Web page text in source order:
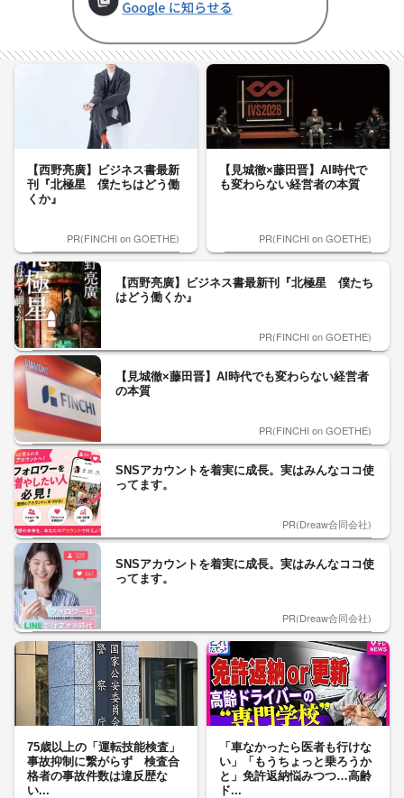
【西野亮廣】ビジネス書最新
刊『北極星 僕たちはどう働
くか』
PR(FINCHI on GOETHE)
【見城徹×藤田晋】AI時代で
も変わらない経営者の本質
PR(FINCHI on GOETHE)
【西野亮廣】ビジネス書最新刊『北極星 僕たち
はどう働くか』
PR(FINCHI on GOETHE)
【見城徹×藤田晋】AI時代でも変わらない経営者
の本質
PR(FINCHI on GOETHE)
SNSアカウントを着実に成長。実はみんなココ使
ってます。
PR(Dreaw合同会社)
SNSアカウントを着実に成長。実はみんなココ使
ってます。
PR(Dreaw合同会社)
75歳以上の「運転技能検査」
事故抑制に繋がらず 検査合
格者の事故件数は違反歴な
い...
「車なかったら医者も行けな
い」「もうちょっと乗ろうか
と」免許返納悩みつつ…高齢
ド...